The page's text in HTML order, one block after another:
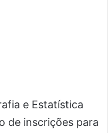
e Estatística
de inscrições para